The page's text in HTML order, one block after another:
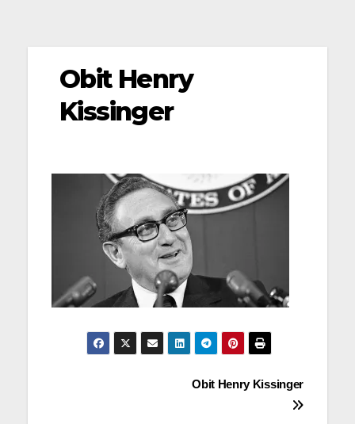
Obit Henry
Kissinger
NavegaciónObit Henry Kissinger